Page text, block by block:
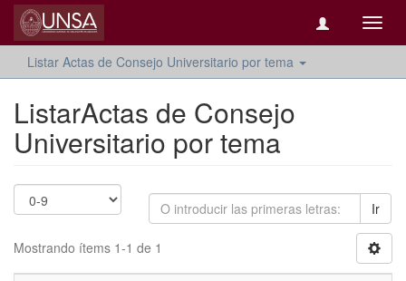
Listar Actas de Consejo Universitario por tema
ListarActas de Consejo
Universitario por tema
Ir
Mostrando ítems 1-1 de 1